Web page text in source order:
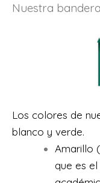
Nuestra bandera
Los colores de
blanco y verde.
Amarillo
que es